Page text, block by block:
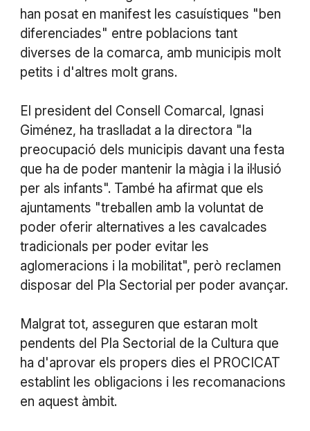
han posat en manifest les casuístiques "ben
diferenciades" entre poblacions tant
diverses de la comarca, amb municipis molt
petits i d'altres molt grans.
El president del Consell Comarcal, Ignasi
Giménez, ha traslladat a la directora "la
preocupació dels municipis davant una festa
que ha de poder mantenir la màgia i la il·lusió
per als infants". També ha afirmat que els
ajuntaments "treballen amb la voluntat de
poder oferir alternatives a les cavalcades
tradicionals per poder evitar les
aglomeracions i la mobilitat", però reclamen
disposar del Pla Sectorial per poder avançar.
Malgrat tot, asseguren que estaran molt
pendents del Pla Sectorial de la Cultura que
ha d'aprovar els propers dies el PROCICAT
establint les obligacions i les recomanacions
en aquest àmbit.